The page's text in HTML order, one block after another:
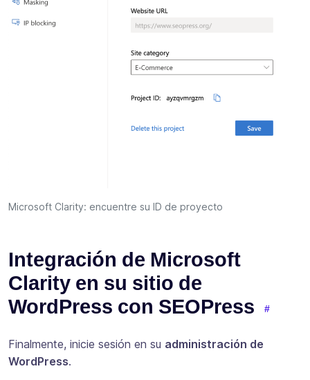
Microsoft Clarity: encuentre su ID de proyecto
Integración de Microsoft
Clarity en su sitio de
WordPress con SEOPress
Finalmente, inicie sesión en su administración de
WordPress.